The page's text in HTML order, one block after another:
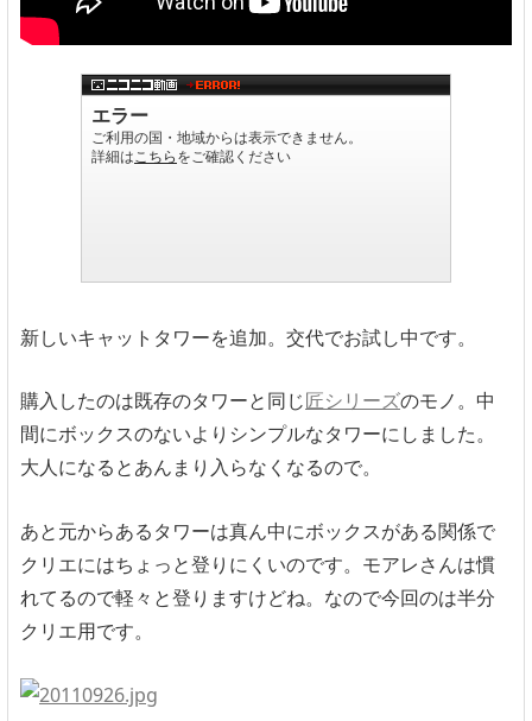
新しいキャットタワーを追加。交代でお試し中です。
購入したのは既存のタワーと同じ匠シリーズのモノ。中
間にボックスのないよりシンプルなタワーにしました。
大人になるとあんまり入らなくなるので。
あと元からあるタワーは真ん中にボックスがある関係で
クリエにはちょっと登りにくいのです。モアレさんは慣
れてるので軽々と登りますけどね。なので今回のは半分
クリエ用です。